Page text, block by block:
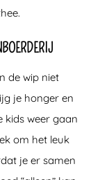
de wip niet
je honger en
kids weer gaan
om het leuk
je er samen